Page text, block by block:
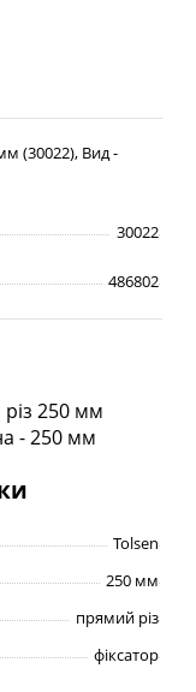
(30022), Вид -
30022
486802
250 мм
- 250 мм
Tolsen
250 мм
прямий різ
фіксатор